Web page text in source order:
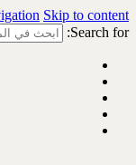
Skip to content
Search for: